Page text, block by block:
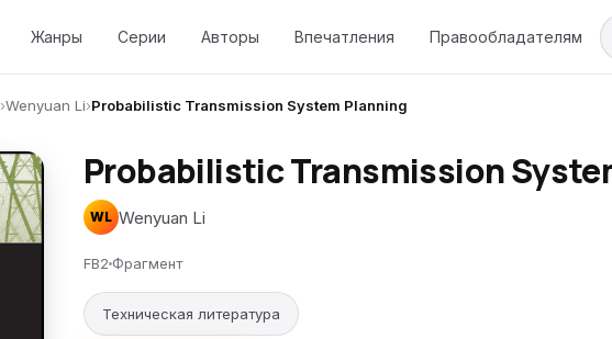
Жанры Серии Авторы Впечатления Правообладателям
›Wenyuan Li›Probabilistic Transmission System Planning
Probabilistic Transmission
WL Wenyuan Li
FB2 Фрагмент
Техническая литература